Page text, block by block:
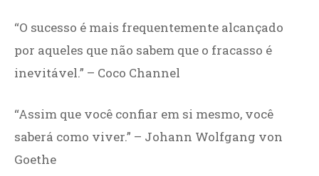
“O sucesso é mais frequentemente alcançado
por aqueles que não sabem que o fracasso é
inevitável.” – Coco Channel
“Assim que você confiar em si mesmo, você
saberá como viver.” – Johann Wolfgang von
Goethe